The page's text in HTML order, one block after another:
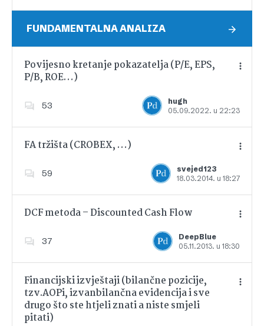
FUNDAMENTALNA ANALIZA
Povijesno kretanje pokazatelja (P/E, EPS,
P/B, ROE…)
53
hugh
05.09.2022. u 22:23
Dodajte u favorite
FA tržišta (CROBEX, …)
59
svejed123
18.03.2014. u 18:27
Dodajte u favorite
DCF metoda – Discounted Cash Flow
37
DeepBlue
05.11.2013. u 18:30
Dodajte u favorite
Financijski izvještaji (bilančne pozicije,
tzv.AOPi, izvanbilančna evidencija i sve
drugo što ste htjeli znati a niste smjeli
pitati)